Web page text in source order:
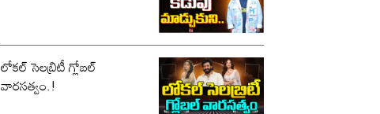
లోకల్ సెలబ్రిటీ గ్లోబల్
వారసత్వం.!